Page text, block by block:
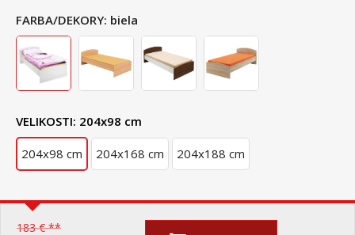
FARBA/DEKORY: biela
VELIKOSTI: 204x98 cm
204x98 cm 204x168 cm 204x188 cm
183 € **